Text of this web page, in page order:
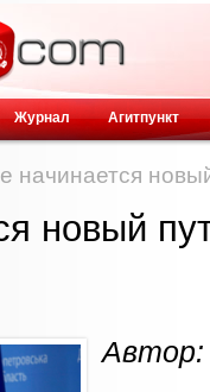
Журнал Агитпункт
начинается
новый
Автор: